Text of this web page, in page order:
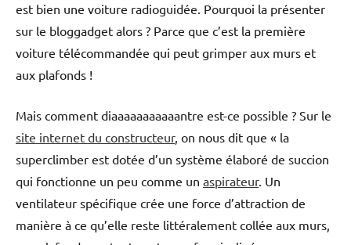
est bien une voiture radioguidée. Pourquoi la présenter
sur le bloggadget alors ? Parce que c’est la première
voiture télécommandée qui peut grimper aux murs et
aux plafonds !
Mais comment diaaaaaaaaaaantre est-ce possible ? Sur le
site internet du constructeur, on nous dit que « la
superclimber est dotée d’un système élaboré de succion
qui fonctionne un peu comme un aspirateur. Un
ventilateur spécifique crée une force d’attraction de
manière à ce qu’elle reste littéralement collée aux murs,